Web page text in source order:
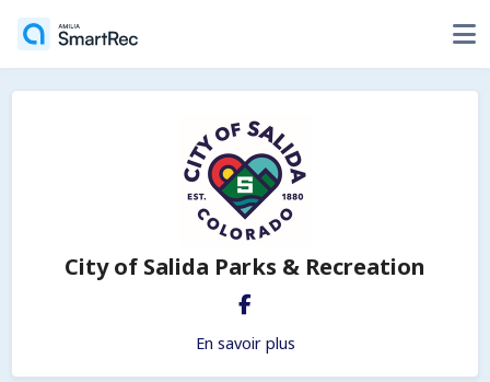
City of Salida Parks & Recreation
En savoir plus